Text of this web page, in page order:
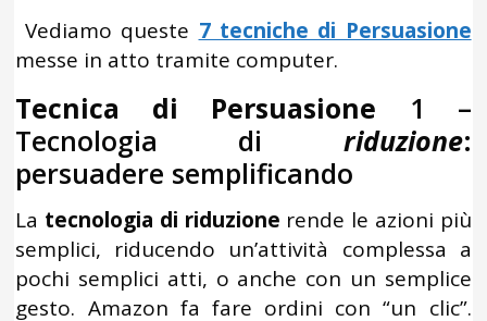
Vediamo queste 7 tecniche di Persuasione
messe in atto tramite computer.
Tecnica di Persuasione 1 –
Tecnologia di riduzione:
persuadere semplificando
La tecnologia di riduzione rende le azioni più
semplici, riducendo un’attività complessa a
pochi semplici atti, o anche con un semplice
gesto. Amazon fa fare ordini con “un clic”.